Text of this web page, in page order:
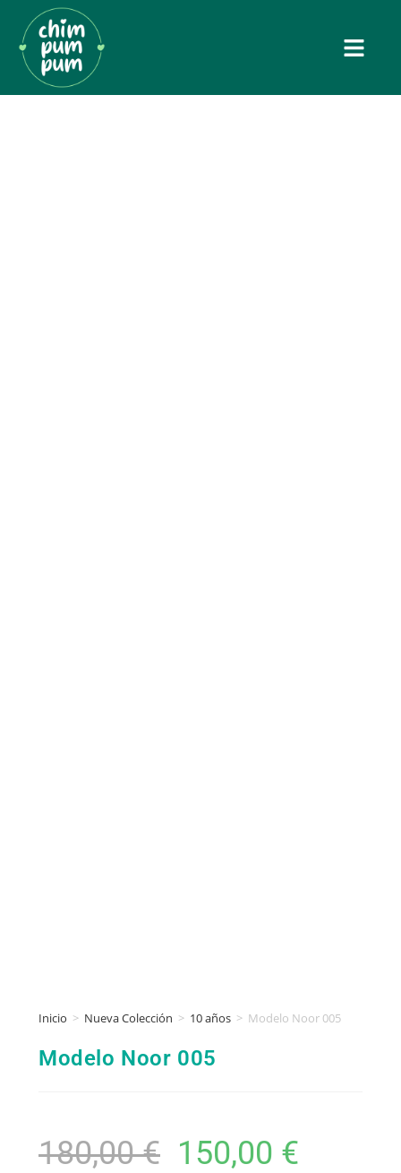
Inicio > Nueva Colección > 10 años > Modelo Noor 005
Modelo Noor 005
180,00€ 150,00 €